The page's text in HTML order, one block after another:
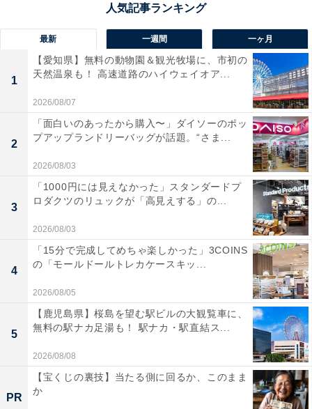
もおなかが減っているときにはこちらを選んでしまうか
も？
赤い寿司
「赤い寿司」と聞いて、赤身魚や赤飯を想像する人もい
るかもしれません。しかし、現実はその想像の斜め上を
行きます。街中で見かけたとき、筆者は衝撃のあまりし
ばらく立ち止まってしまいました。見たことのないほど
赤い米がそこにはあったのでした。
最新 一週間 一ヶ月
1
【愛知県】無料の動物園＆観光牧場に、市初の
天然温泉も！ 高速道路のハイウェイオア...
2026/08/07
2
「面白いのあったから購入〜」ダイソーのポッ
プアップランドリーバッグが話題。“さま...
2026/08/03
3
「1000円には見えなかった」スタンダードプ
ロダクツのリュックが「高見えする」の...
2026/08/03
4
「15分で完成してめちゃ楽しかった」3COINS
の「モールドールトレカケースキッ...
2026/08/05
5
【鹿児島県】桜島を望む駅ビルの大観覧車に、
無料の駅ナカ足湯も！ 駅ナカ・駅直結ス...
2026/08/08
PR
【宝くじの裏技】当たる側に回るか、このまま
か